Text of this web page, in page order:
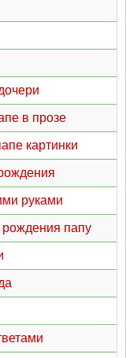
в прозе
картинки
руками
рождения папу